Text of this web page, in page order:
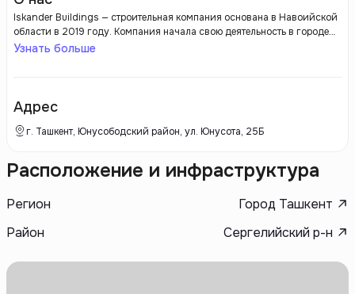
Iskander Buildings — строительная компания основана в Навоийской
области в 2019 году. Компания начала свою деятельность в городе
Зарафшан с проекта «Premium». Одним из преимуществ нашей
несколько успешных проектов.
Узнать больше
Адрес
г. Ташкент, Юнусободский район, ул. Юнусота, 25Б
Расположение и инфраструктура
Регион
Город Ташкент
Район
Сергелийский р-н